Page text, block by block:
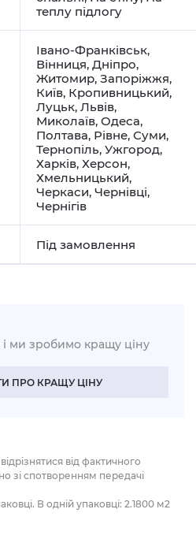
теплу підлогу
Івано-Франківськ,
Вінниця, Дніпро,
Житомир, Запоріжжя,
Київ, Кропивницький,
Луцьк, Львів,
Миколаїв, Одеса,
Полтава, Рівне, Суми,
Тернопіль, Ужгород,
Харків, Херсон,
Хмельницький,
Черкаси, Чернівці,
Чернігів
Під замовлення
ми зробимо кращу ціну
ПРО КРАЩУ ЦІНУ
від фактичного
зі спотворенням передачі
В одній упаковці: 2.1800 м2